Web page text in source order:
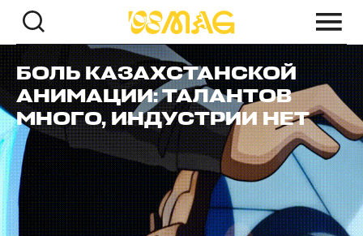
БОЛЬ КАЗАХСТАНСКОЙ
АНИМАЦИИ: ТАЛАНТОВ
МНОГО, ИНДУСТРИИ НЕТ